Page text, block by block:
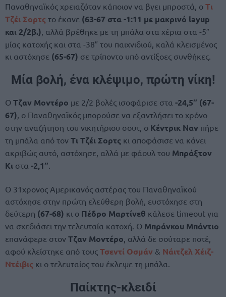
Παναθηναϊκός χρειαζόταν κάποιον να βγει μπροστά, ο Τι
Τζέι Σορτς το έκανε (63-67 στα -1:11 με μακρινό layup
και 2/2β.) , αλλά βρέθηκε με τη μπάλα στα χέρια στα -5″
μίας κατοχής και στα -38″ του παιχνιδιού, καλά κλεισμένος
κι αστόχησε (65-67) σε τρίποντο υπό αντίξοες συνθήκες.
Μία βολή, ένα κλέψιμο, πρώτη νίκη!
Ο Τζαν Μοντέρο με 2/2 βολές ισοφάρισε στα -24,5″ (67-
67) , ο Παναθηναϊκός μπορούσε να εξαντλήσει το χρόνο
στην αναζήτηση του νικητήριου σουτ, o Κέντρικ Ναν πήρε
τη μπάλα από τον Τι Τζέι Σορτς κι αποφάσισε να κάνει
ακριβώς αυτό, αστόχησε, αλλά με φάουλ του Μπράξτον
Κι στα -2,1″
Ο 31χρονος Αμερικανός αστέρας του Παναθηναϊκού
αστόχησε στην πρώτη ελεύθερη βολή, ευστόχησε στη
δεύτερη (67-68) κι ο Πέδρο Μαρτίνεθ κάλεσε timeout για
να σχεδιάσει την τελευταία κατοχή. Ο Μπράνκου Μπάντιο
επανάφερε στον Τζαν Μοντέρο , αλλά δε σούταρε ποτέ,
αφού κλείστηκε από τους Τσεντί Οσμάν & Νάιτζελ Χέιζ-
Ντέιβις κι ο τελευταίος του έκλεψε τη μπάλα.
Παίκτης-κλειδί